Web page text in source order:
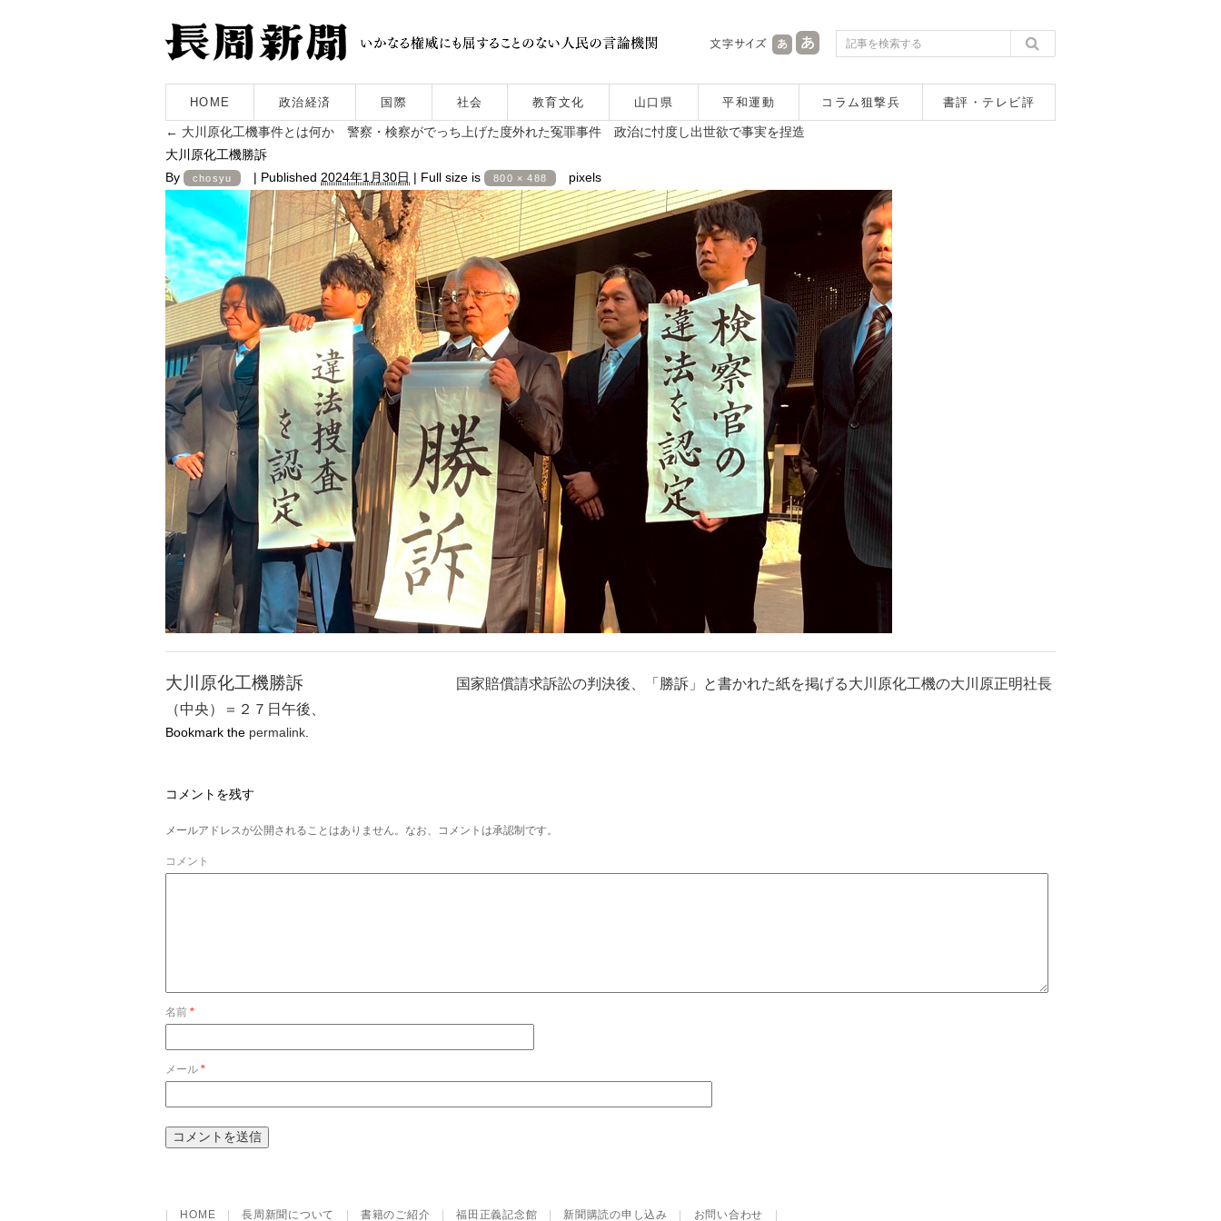
HOME 政治経済 国際 社会 教育文化 山口県 平和運動 コラム狙撃兵 書評・テレビ評
← 大川原化工機事件とは何か 警察・検察がでっち上げた度外れた冤罪事件 政治に忖度し出世欲で事実を捏造
大川原化工機勝訴
By
chosyu | Published 2024年1月30日 | Full size is 800 × 488 pixels
大川原化工機勝訴
国家賠償請求訴訟の判決後、「勝訴」と書かれた紙を掲げる大川原化工機の大川原正明社長
（中央）＝２７日午後、
Bookmark the permalink
コメントを残す
メールアドレスが公開されることはありません。なお、コメントは承認制です。
コメント
名前 *
メール *
HOME |長周新聞について |書籍のご紹介 |福田正義記念館 新聞購読の申し込み お問い合わせ